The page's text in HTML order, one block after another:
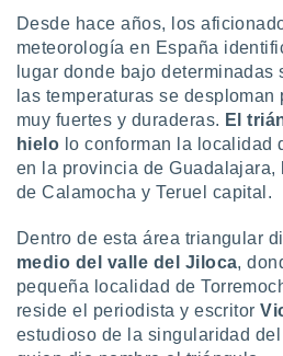
el sitio
se
para
ni para
o
no
Puedes
acceder a
web a
abono
Desde hace años, los
meteorología en España
lugar donde bajo
las temperaturas se
muy fuertes y duraderas. El
hielo lo conforman la localidad
en la provincia de
de Calamocha y Teruel capital.
Dentro de esta área triangular
medio del valle del Jiloca,
pequeña localidad de
reside el periodista y escritor
estudioso de la singularidad